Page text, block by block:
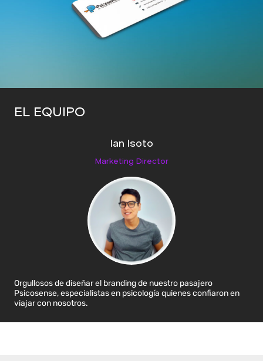
EL EQUIPO
Ian Isoto
Marketing Director
Orgullosos de diseñar el branding de nuestro pasajero
Psicosense, especialistas en psicología quienes confiaron en
viajar con nosotros.